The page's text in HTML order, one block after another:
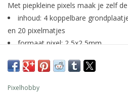
Met piepkleine pixels maak je zelf
inhoud: 4 koppelbare
en 20 pixelmatjes
formaat pixel: 2,5x2,5mm
geschikt voor kinderen vanaf 6 jaar
Pixelhobby